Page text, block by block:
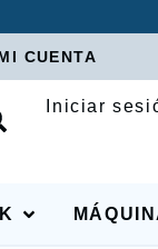
CUENTA
Iniciar